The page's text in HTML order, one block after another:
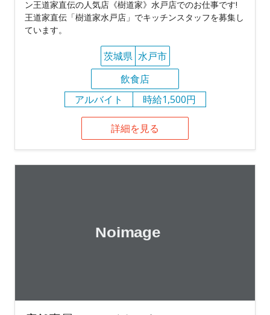
ン王道家直伝の人気店《樹道家》水戸店でのお仕事です!
王道家直伝「樹道家水戸店」でキッチンスタッフを募集し
ています。
茨城県 水戸市
飲食店
アルバイト
時給1,500円
詳細を見る